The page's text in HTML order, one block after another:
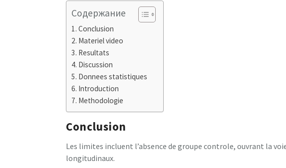
Содержание
Conclusion
Materiel video
Resultats
Discussion
Donnees statistiques
Introduction
Methodologie
Conclusion
Les limites incluent l’absence de groupe controle, ouvrant la
longitudinaux.